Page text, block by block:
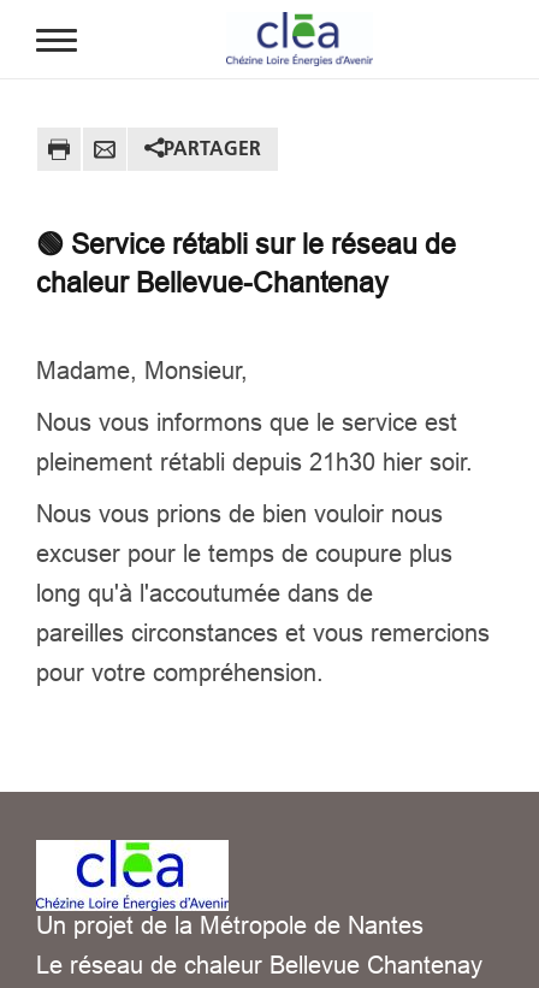
PARTAGER
🟢 Service rétabli sur le réseau de
chaleur Bellevue-Chantenay
Madame, Monsieur,
Nous vous informons que le service est
pleinement rétabli depuis 21h30 hier soir.
Nous vous prions de bien vouloir nous
excuser pour le temps de coupure plus
long qu'à l'accoutumée dans de
pareilles circonstances et vous remercions
pour votre compréhension.
Un projet de la Métropole de Nantes
Le réseau de chaleur Bellevue Chantenay